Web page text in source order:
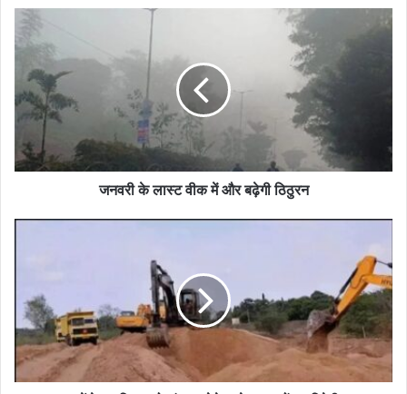
जनवरी के लास्ट वीक में और बढ़ेगी ठिठुरन